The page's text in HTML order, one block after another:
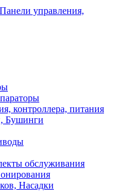
управления,
контроллера, питания
Бушинги
обслуживания
Насадки